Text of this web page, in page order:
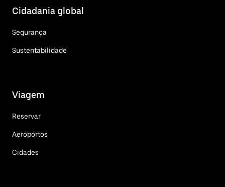
Cidadania global
Segurança
Sustentabilidade
Viagem
Reservar
Aeroportos
Cidades